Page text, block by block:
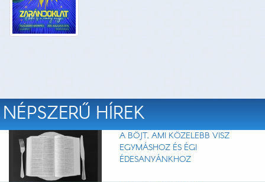
NÉPSZERŰ HÍREK
A BÖJT, AMI KÖZELEBB VISZ
EGYMÁSHOZ ÉS ÉGI
ÉDESANYÁNKHOZ